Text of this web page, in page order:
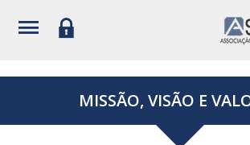
MISSÃO, VISÃO E